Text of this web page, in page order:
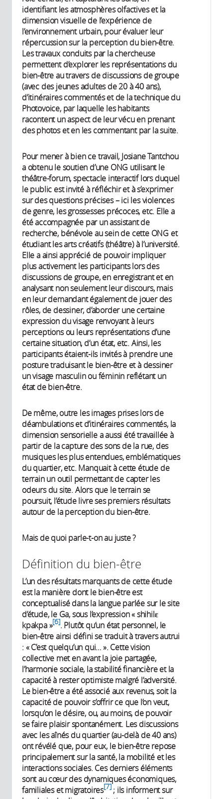
identifiant les atmosphères olfactives et la
dimension visuelle de l’expérience de
l’environnement urbain, pour évaluer leur
répercussion sur la perception du bien-être.
Les travaux conduits par la chercheuse
permettent d’explorer les représentations du
bien-être au travers de discussions de groupe
(avec des jeunes adultes de 20 à 40 ans),
d’itinéraires commentés et de la technique du
Photovoice, par laquelle les habitants
racontent un aspect de leur vécu en prenant
des photos et en les commentant par la suite.
Pour mener à bien ce travail, Josiane Tantchou
a obtenu le soutien d’une ONG utilisant le
théâtre-forum, spectacle interactif lors duquel
le public est invité à réfléchir et à s’exprimer
sur des questions précises – ici les violences
de genre, les grossesses précoces, etc. Elle a
été accompagnée par un assistant de
recherche, bénévole au sein de cette ONG et
étudiant les arts créatifs (théâtre) à l’université.
Elle a ainsi apprécié de pouvoir impliquer
plus activement les participants lors des
discussions de groupe, en enregistrant et en
analysant non seulement leur discours, mais
en leur demandant également de jouer des
rôles, de dessiner, d’aborder une certaine
expression du visage renvoyant à leurs
perceptions ou leurs représentations d’une
certaine situation, d’un état, etc. Ainsi, les
participants étaient-ils invités à prendre une
posture traduisant le bien-être et à dessiner
un visage masculin ou féminin reflétant un
état de bien-être.
De même, outre les images prises lors de
déambulations et d’itinéraires commentés, la
dimension sensorielle a aussi été travaillée à
partir de la capture des sons de la rue, des
musiques les plus entendues, emblématiques
du quartier, etc. Manquait à cette étude de
terrain un outil permettant de capter les
odeurs du site. Alors que le terrain se
poursuit, l’étude livre ses premiers résultats
autour de la perception du bien-être.
Mais de quoi parle-t-on au juste ?
Définition du bien-être
L’un des résultats marquants de cette étude
est la manière dont le bien-être est
conceptualisé dans la langue parlée sur le site
d’étude, le Ga, sous l’expression « shihilɛ
kpakpa » 6 . Plutôt qu’un état personnel, le
bien-être ainsi défini se traduit à travers autrui
: « C’est quelqu’un qui… ». Cette vision
collective met en avant la joie partagée,
l’harmonie sociale, la stabilité financière et la
capacité à rester optimiste malgré l’adversité.
Le bien-être a été associé aux revenus, soit la
capacité de pouvoir s’offrir ce que l’on veut,
lorsqu’on le désire, ou, au moins, de pouvoir
se faire plaisir spontanément. Les discussions
avec les aînés du quartier (au-delà de 40 ans)
ont révélé que, pour eux, le bien-être repose
principalement sur la santé, la mobilité et les
interactions sociales. Ces derniers éléments
sont au cœur des dynamiques économiques,
familiales et migratoires 7 ; ils informent sur